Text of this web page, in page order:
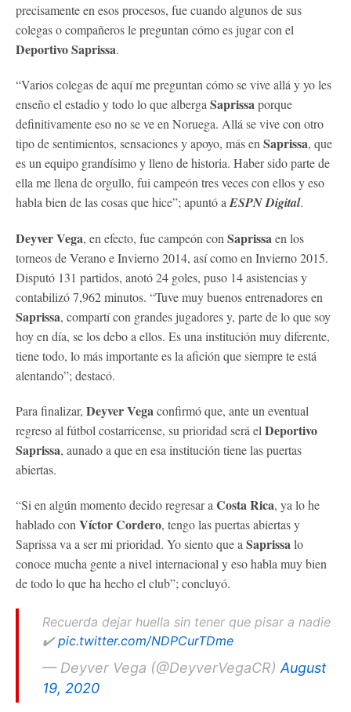
precisamente en esos procesos, fue cuando algunos de sus
colegas o compañeros le preguntan cómo es jugar con el
Deportivo Saprissa.
“Varios colegas de aquí me preguntan cómo se vive allá y yo les
enseño el estadio y todo lo que alberga Saprissaporque
definitivamente eso no se ve en Noruega. Allá se vive con otro
tipo de sentimientos, sensaciones y apoyo, más en Saprissa, que
es un equipo grandísimo y lleno de historia. Haber sido parte de
ella me llena de orgullo, fui campeón tres veces con ellos y eso
habla bien de las cosas que hice”; apuntó a ESPN Digital.
Deyver Vega, en efecto, fue campeón con Saprissaen los
torneos de Verano e Invierno 2014, así como en Invierno 2015.
Disputó 131 partidos, anotó 24 goles, puso 14 asistencias y
contabilizó 7,962 minutos. “Tuve muy buenos entrenadores en
Saprissa, compartí con grandes jugadores y, parte de lo que soy
hoy en día, se los debo a ellos. Es una institución muy diferente,
tiene todo, lo más importante es la afición que siempre te está
alentando”; destacó.
Para finalizar, Deyver Vegaconfirmó que, ante un eventual
regreso al fútbol costarricense, su prioridad será el Deportivo
Saprissa, aunado a que en esa institución tiene las puertas
abiertas.
“Si en algún momento decido regresar a Costa Rica, ya lo he
hablado con Víctor Cordero, tengo las puertas abiertas y
Saprissa va a ser mi prioridad. Yo siento que a Saprissalo
conoce mucha gente a nivel internacional y eso habla muy bien
de todo lo que ha hecho el club”; concluyó.
Recuerda dejar huella sin tener que pisar a nadie
✔️pic.twitter.com/NDPCurTDme
— Deyver Vega (@DeyverVegaCR) August
19, 2020